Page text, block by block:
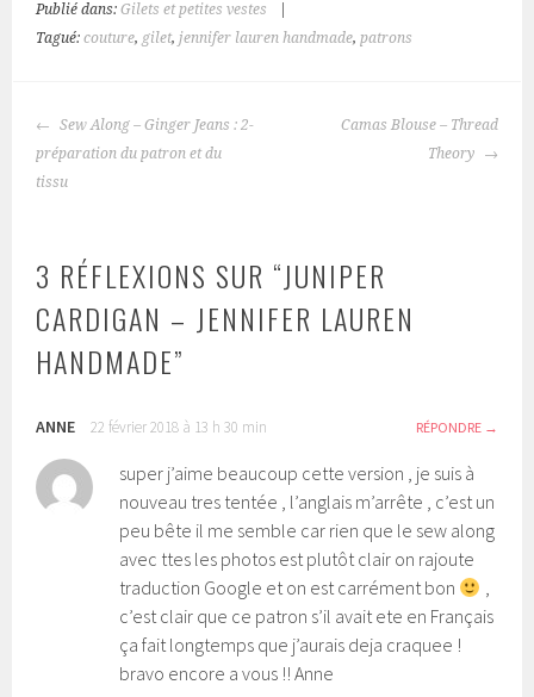
Publié dans:Gilets et petites vestes
Tagué:couture, gilet,jennifer lauren handmade,patrons
NAVIGATION
DES
ARTICLES
Sew Along – Ginger Jeans : 2-
préparation du patron et du
tissu
Camas Blouse – Thread
Theory
3 RÉFLEXIONS SUR “JUNIPER
CARDIGAN – JENNIFER LAUREN
HANDMADE”
ANNE 22 février 2018 à 13 h 30 min RÉPONDRE
super j’aime beaucoup cette version , je suis à
nouveau tres tentée , l’anglais m’arrête , c’est un
peu bête il me semble car rien que le sew along
avec ttes les photos est plutôt clair on rajoute
traduction Google et on est carrément bon
,
c’est clair que ce patron s’il avait ete en Français
ça fait longtemps que j’aurais deja craquee !
bravo encore a vous !! Anne